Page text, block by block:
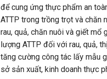
để cung ứng thực phẩm an
ATTP trong trồng trọt và chăn
rau, quả, chăn nuôi và giết
lượng ATTP đối với rau, quả,
tăng cường công tác lấy mẫu
sở sản xuất, kinh doanh thực